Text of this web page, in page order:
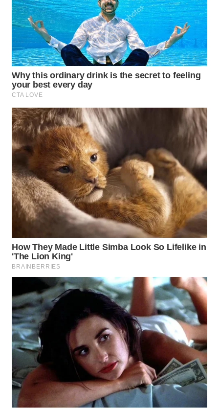
WN
PRIANGAN
TIMUR
WN
SEMARANG
WN
SOLO
WN
BOROBUDUR
MADURA
WN
SURABAYA
NATUNA
WN
BINTAN
WN
MANDALIKA
WN
LIKUPANG
WN
LABUANBAJO